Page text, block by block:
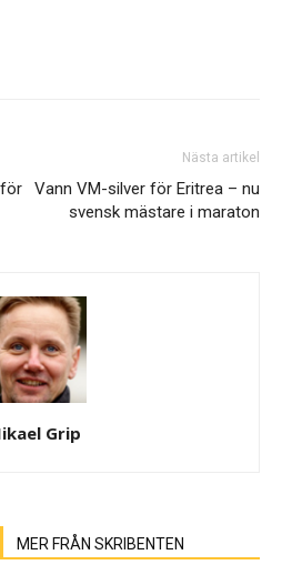
Nästa artikel
Vann VM-silver för Eritrea – nu
svensk mästare i maraton
Grip
MER FRÅN SKRIBENTEN